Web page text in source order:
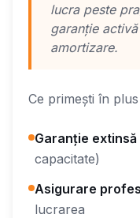
lucra peste
garanție
amortizare.
Ce primești în
Garanție
capacitate)
Asigurare
lucrarea